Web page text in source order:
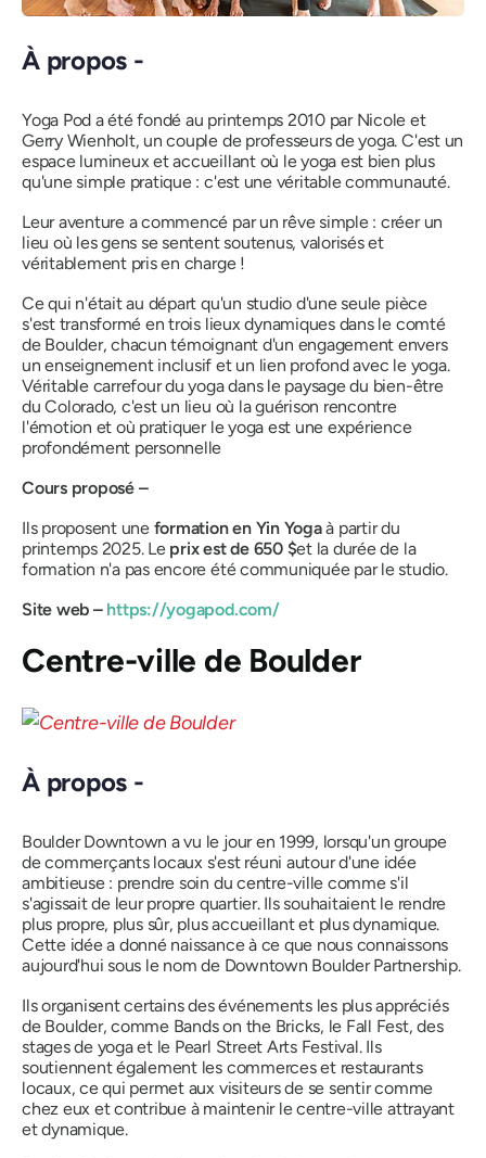
À propos -
Yoga Pod a été fondé au printemps 2010 par Nicole et
Gerry Wienholt, un couple de professeurs de yoga. C'est un
espace lumineux et accueillant où le yoga est bien plus
qu'une simple pratique : c'est une véritable communauté.
Leur aventure a commencé par un rêve simple : créer un
lieu où les gens se sentent soutenus, valorisés et
véritablement pris en charge !
Ce qui n'était au départ qu'un studio d'une seule pièce
s'est transformé en trois lieux dynamiques dans le comté
de Boulder, chacun témoignant d'un engagement envers
un enseignement inclusif et un lien profond avec le yoga.
Véritable carrefour du yoga dans le paysage du bien-être
du Colorado, c'est un lieu où la guérison rencontre
l'émotion et où pratiquer le yoga est une expérience
profondément personnelle
Cours proposé –
Ils proposent une formation en Yin Yogaà partir du
printemps 2025. Le prix est de 650 $et la durée de la
formation n'a pas encore été communiquée par le studio.
Site web – https://yogapod.com/
Centre-ville de Boulder
À propos -
Boulder Downtown a vu le jour en 1999, lorsqu'un groupe
de commerçants locaux s'est réuni autour d'une idée
ambitieuse : prendre soin du centre-ville comme s'il
s'agissait de leur propre quartier. Ils souhaitaient le rendre
plus propre, plus sûr, plus accueillant et plus dynamique.
Cette idée a donné naissance à ce que nous connaissons
aujourd'hui sous le nom de Downtown Boulder Partnership.
Ils organisent certains des événements les plus appréciés
de Boulder, comme Bands on the Bricks, le Fall Fest, des
stages de yoga et le Pearl Street Arts Festival. Ils
soutiennent également les commerces et restaurants
locaux, ce qui permet aux visiteurs de se sentir comme
chez eux et contribue à maintenir le centre-ville attrayant
et dynamique.